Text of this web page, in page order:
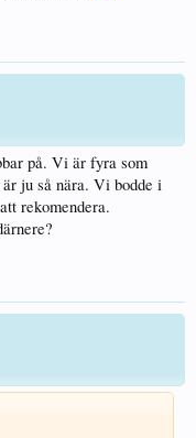
på. Vi är fyra som
ju så nära. Vi bodde i
rekomendera.